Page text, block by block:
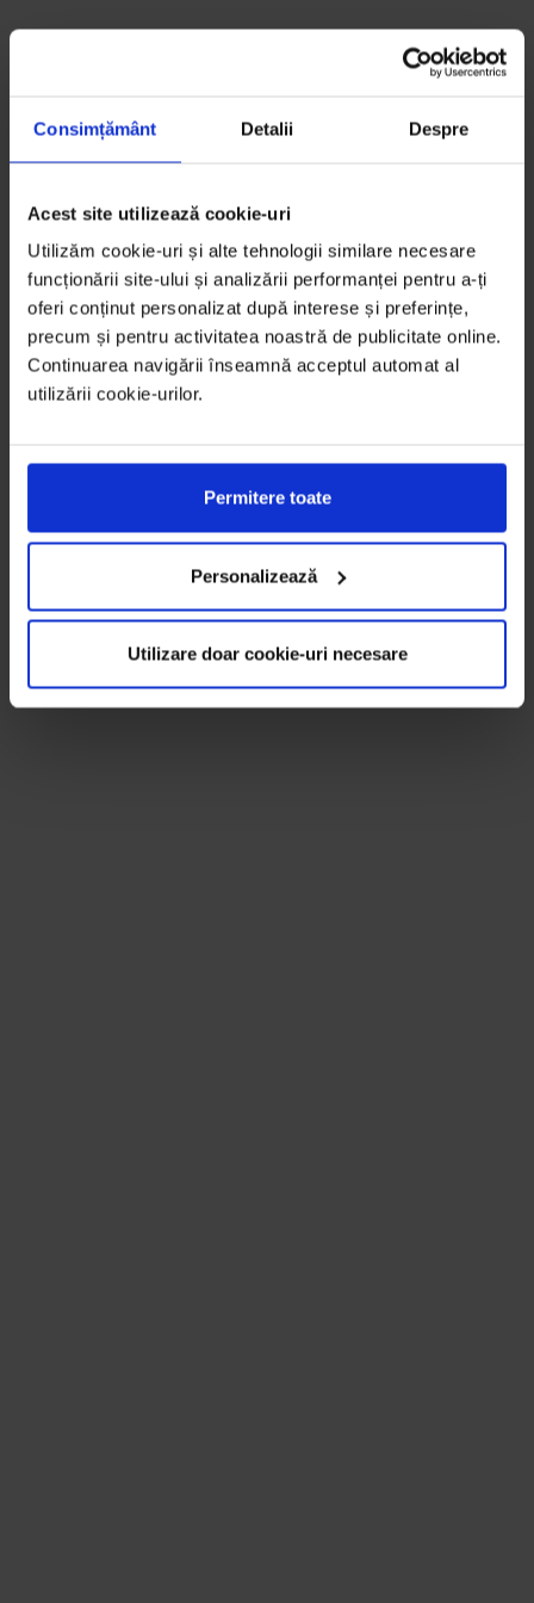
Consimțământ Detalii Despre
Acest site utilizează cookie-uri
Utilizăm cookie-uri și alte tehnologii similare necesare
funcționării site-ului și analizării performanței pentru a-ți
oferi conținut personalizat după interese și preferințe,
precum și pentru activitatea noastră de publicitate online.
Continuarea navigării înseamnă acceptul automat al
utilizării cookie-urilor.
Permitere toate
Personalizează
Utilizare doar cookie-uri necesare